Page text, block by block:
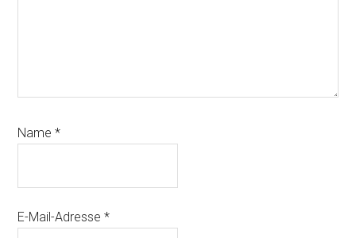
Name*
E-Mail-Adresse*